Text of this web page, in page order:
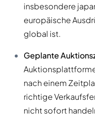
insbesondere
europäische
global ist.
Geplante
nach einem
richtige
nicht sofort